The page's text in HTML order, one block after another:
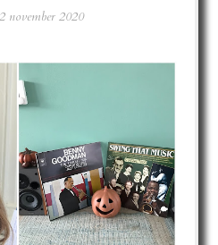
november 2020